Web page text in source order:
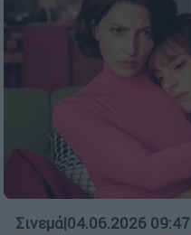
Σινεμά|04.06.2026 09:47